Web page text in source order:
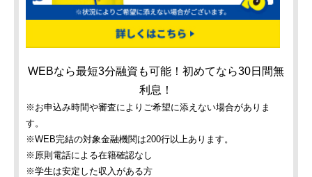
WEBなら最短3分融資も可能！初めてなら30日間無
利息！
※お申込み時間や審査によりご希望に添えない場合がありま
す。
※WEB完結の対象金融機関は200行以上あります。
※原則電話による在籍確認なし
※学生は安定した収入がある方